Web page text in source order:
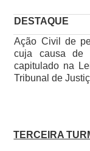
DESTAQUE
Ação Civil de
cuja causa de
capitulado na
Tribunal de
TERCEIRA